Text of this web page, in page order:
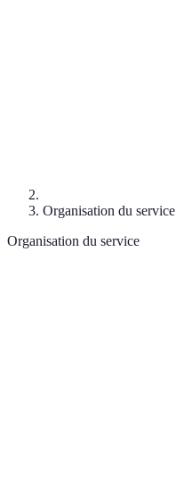
Organisation du service
Organisation du service